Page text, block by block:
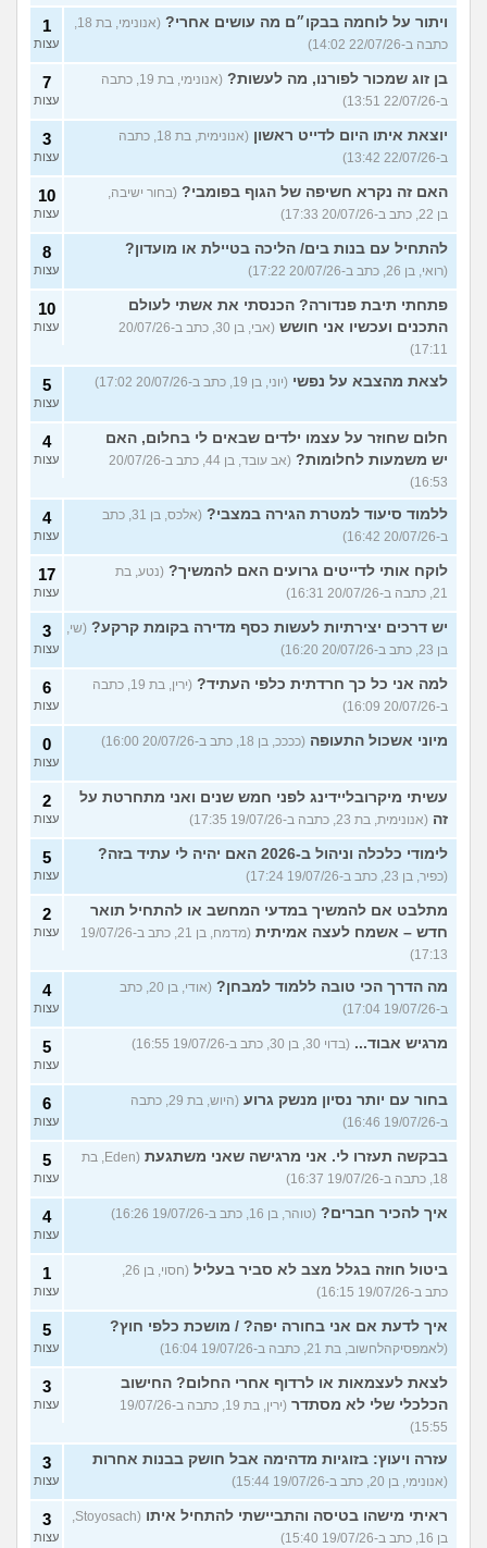
ויתור על לוחמה בבקו״ם מה עושים אחרי?
(אנונימי, בת 18,
כתבה ב-22/07/26 14:02)
1
עצות
בן זוג שמכור לפורנו, מה לעשות?
(אנונימי, בת 19, כתבה
ב-22/07/26 13:51)
7
עצות
יוצאת איתו היום לדייט ראשון
(אנונימית, בת 18, כתבה
ב-22/07/26 13:42)
3
עצות
האם זה נקרא חשיפה של הגוף בפומבי? (בחור ישיבה,
בן 22, כתב ב-20/07/26 17:33)
10
עצות
להתחיל עם בנות בים/ הליכה בטיילת או מועדון?
(רואי, בן 26, כתב ב-20/07/26 17:22)
8
עצות
פתחתי תיבת פנדורה? הכנסתי את אשתי לעולם
התכנים ועכשיו אני חושש
(אבי, בן 30, כתב ב-20/07/26
17:11)
10
עצות
לצאת מהצבא על נפשי (יוני, בן 19, כתב ב-20/07/26 17:02) 5
עצות
חלום שחוזר על עצמו ילדים שבאים לי בחלום, האם
יש משמעות לחלומות?
(אב עובד, בן 44, כתב ב-20/07/26
16:53)
4
עצות
ללמוד סיעוד למטרת הגירה במצבי?
(אלכס, בן 31, כתב
ב-20/07/26 16:42)
4
עצות
לוקח אותי לדייטים גרועים האם להמשיך? (נטע, בת
21, כתבה ב-20/07/26 16:31)
17
עצות
יש דרכים יצירתיות לעשות כסף מדירה בקומת קרקע? (שי,
בן 23, כתב ב-20/07/26 16:20)
3
עצות
למה אני כל כך חרדתית כלפי העתיד?
(ירין, בת 19, כתבה
ב-20/07/26 16:09)
6
עצות
מיוני אשכול התעופה (ככככ, בן 18, כתב ב-20/07/26 16:00) 0
עצות
עשיתי מיקרובליידינג לפני חמש שנים ואני מתחרטת על
זה (אנונימית, בת 23, כתבה ב-19/07/26 17:35)
2
עצות
לימודי כלכלה וניהול ב-2026 האם יהיה לי עתיד בזה?
(כפיר, בן 23, כתב ב-19/07/26 17:24)
5
עצות
מתלבט אם להמשיך במדעי המחשב או להתחיל תואר
חדש – אשמח לעצה אמיתית
(מדמח, בן 21, כתב ב-19/07/26
17:13)
2
עצות
מה הדרך הכי טובה ללמוד למבחן?
(אודי, בן 20, כתב
ב-19/07/26 17:04)
4
עצות
מרגיש אבוד... (בדוי 30, בן 30, כתב ב-19/07/26 16:55) 5
עצות
בחור עם יותר נסיון מנשק גרוע
(היוש, בת 29, כתבה
ב-19/07/26 16:46)
6
עצות
בבקשה תעזרו לי. אני מרגישה שאני משתגעת
(Eden, בת
18, כתבה ב-19/07/26 16:37)
5
עצות
איך להכיר חברים? (טוהר, בן 16, כתב ב-19/07/26 16:26) 4
עצות
ביטול חוזה בגלל מצב לא סביר בעליל
(חסוי, בן 26,
כתב ב-19/07/26 16:15)
1
עצות
איך לדעת אם אני בחורה יפה? / מושכת כלפי חוץ?
(לאמפסיקהלחשוב, בת 21, כתבה ב-19/07/26 16:04)
5
עצות
לצאת לעצמאות או לרדוף אחרי החלום? החישוב
הכלכלי שלי לא מסתדר
(ירין, בת 19, כתבה ב-19/07/26
15:55)
3
עצות
עזרה ויעוץ: בזוגיות מדהימה אבל חושק בבנות אחרות
(אנונימי, בן 20, כתב ב-19/07/26 15:44)
3
עצות
ראיתי מישהו בטיסה והתביישתי להתחיל איתו
(Stoyosach,
בן 16, כתב ב-19/07/26 15:40)
3
עצות